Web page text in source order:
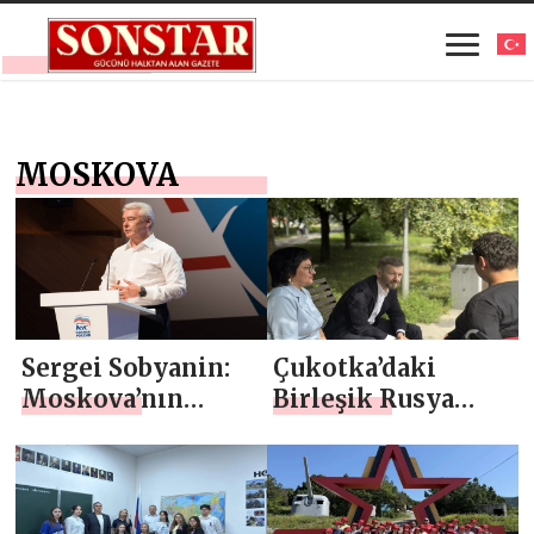
MOSKOVA
Sergei Sobyanin:
Moskova’nın
alanındaki
liderliği ve
başarıları tüm
Çukotka’daki
Birleşik Rusya
Moskova’daki
askeri hastanelere
elektrikli